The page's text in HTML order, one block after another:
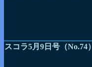
スコラ5月9日号（No.74）